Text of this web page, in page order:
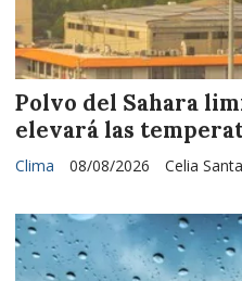
Polvo del Sahara
elevará las
Celia
Clima 08/08/2026